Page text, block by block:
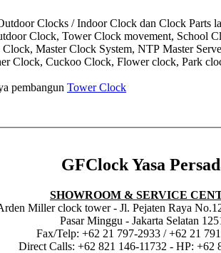
Clocks / Indoor Clock dan Clock Parts
Clock, Tower Clock movement, School
Master Clock System, NTP Master
Clock, Cuckoo Clock, Flower clock, Park
pembangun Tower Clock
GFClock Yasa
SHOWROOM & SERVICE
Miller clock tower - Jl. Pejaten Raya
Pasar Minggu - Jakarta Selatan
Fax/Telp: +62 21 797-2933 / +62 21
Direct Calls: +62 821 146-11732 - HP: +62